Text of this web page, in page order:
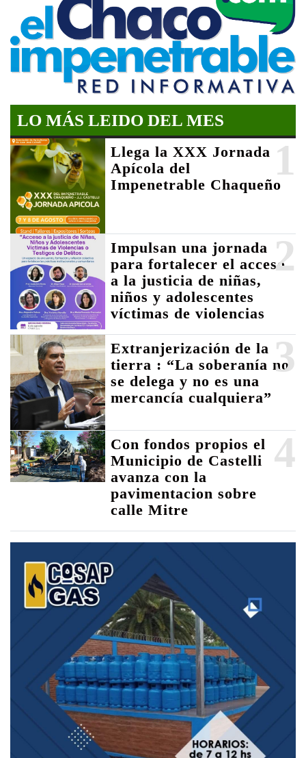
LO MÁS LEIDO DEL MES
1
Llega la XXX Jornada
Apícola del
Impenetrable Chaqueño
2
Impulsan una jornada
para fortalecer el acceso
a la justicia de niñas,
niños y adolescentes
víctimas de violencias
3
Extranjerización de la
tierra : “La soberanía no
se delega y no es una
mercancía cualquiera”
4
Con fondos propios el
Municipio de Castelli
avanza con la
pavimentacion sobre
calle Mitre